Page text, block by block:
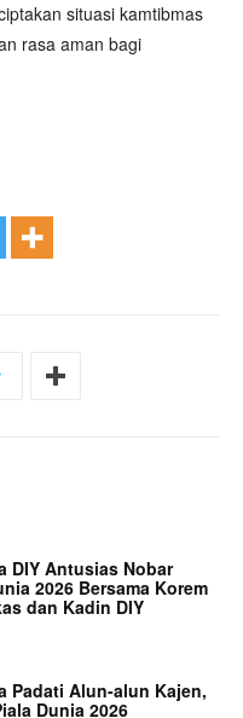
situasi kamtibmas
rasa aman bagi
DIY Antusias Nobar
2026 Bersama Korem
dan Kadin DIY
Padati Alun-alun Kajen,
Dunia 2026